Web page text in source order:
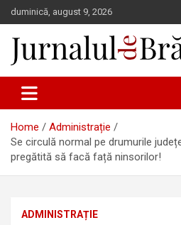
Skip
to
content
duminică, august 9, 2026
Jurnalul de Brăila
Home
Administrație
Se circulă normal pe drumurile
pregătită să facă față ninsorilor!
ADMINISTRAȚIE